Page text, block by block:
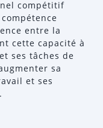
compétitif
entre la
cette capacité à
ses tâches de
sa
et ses